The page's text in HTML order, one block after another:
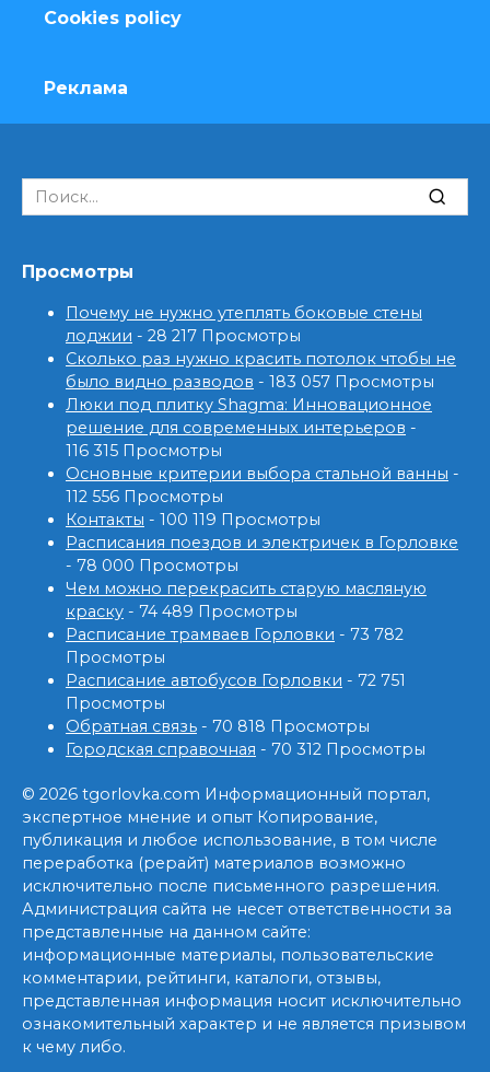
Cookies policy
Реклама
Search
for:
Просмотры
Почему не нужно утеплять боковые стены
лоджии - 28 217 Просмотры
Сколько раз нужно красить потолок чтобы не
было видно разводов - 183 057 Просмотры
Люки под плитку Shagma: Инновационное
решение для современных интерьеров -
116 315 Просмотры
Основные критерии выбора стальной ванны -
112 556 Просмотры
Контакты - 100 119 Просмотры
Расписания поездов и электричек в Горловке
- 78 000 Просмотры
Чем можно перекрасить старую масляную
краску - 74 489 Просмотры
Расписание трамваев Горловки - 73 782
Просмотры
Расписание автобусов Горловки - 72 751
Просмотры
Обратная связь - 70 818 Просмотры
Городская справочная - 70 312 Просмотры
© 2026 tgorlovka.com Информационный портал,
экспертное мнение и опыт Копирование,
публикация и любое использование, в том числе
переработка (рерайт) материалов возможно
исключительно после письменного разрешения.
Администрация сайта не несет ответственности за
представленные на данном сайте:
информационные материалы, пользовательские
комментарии, рейтинги, каталоги, отзывы,
представленная информация носит исключительно
ознакомительный характер и не является призывом
к чему либо.